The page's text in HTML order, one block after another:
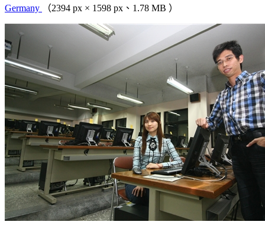
Germany （2394 px × 1598 px、1.78 MB ）